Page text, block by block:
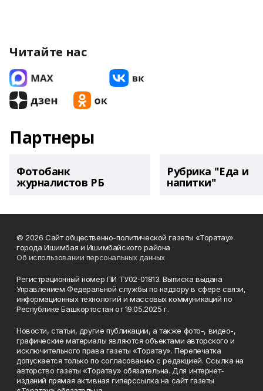
Читайте нас
Партнеры
Фотобанк
журналистов РБ
Рубрика "Еда и
напитки"
© 2026 Сайт общественно-политической газеты «Торатау»
города Ишимбая и Ишимбайского района
Об использовании персональных данных
Регистрационный номер ПИ ТУ02-01813. Выписка выдана
Управлением Федеральной службы по надзору в сфере связи,
информационных технологий и массовых коммуникаций по
Республике Башкортостан от 19.05.2025 г.
Новости, статьи, другие публикации, а также фото-, видео-,
графические материалы являются объектами авторского и
исключительного права газеты «Торатау». Перепечатка
допускается только по согласованию с редакцией. Ссылка на
авторство газеты «Торатау» обязательна. Для интернет-
изданий прямая активная гиперссылка на сайт газеты